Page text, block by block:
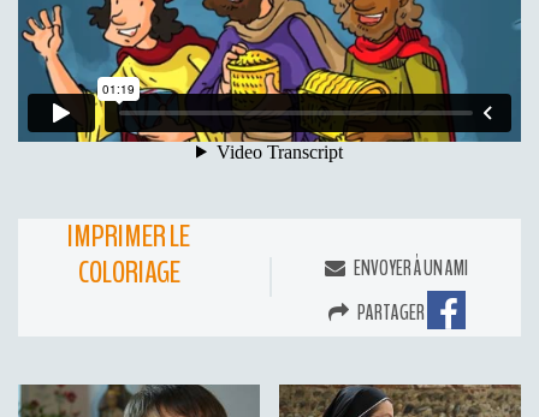
IMPRIMER LE
COLORIAGE
ENVOYER À UN AMI
PARTAGER